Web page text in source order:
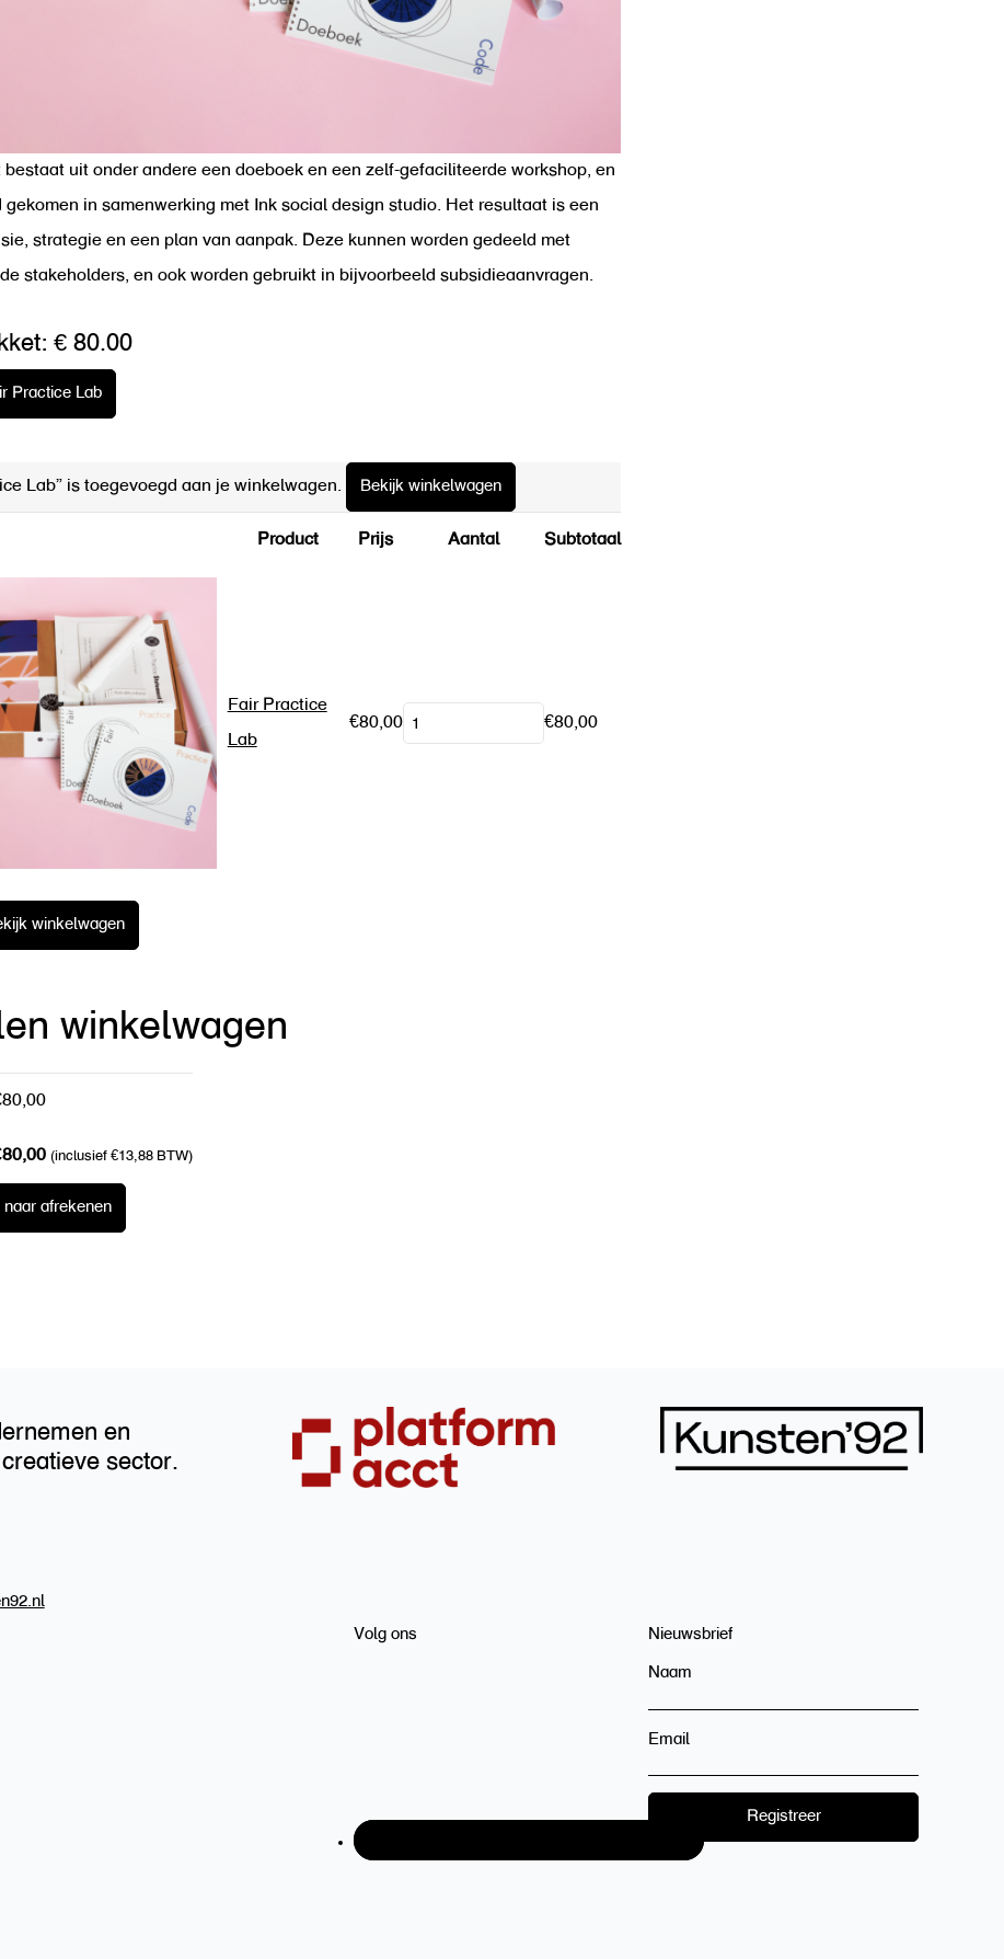
bestaat uit onder andere een doeboek en een zelf-gefaciliteerde workshop, en
gekomen in samenwerking met Ink social design studio. Het resultaat is een
strategie en een plan van aanpak. Deze kunnen worden gedeeld met
stakeholders, en ook worden gebruikt in bijvoorbeeld subsidieaanvragen.
€ 80.00
Practice Lab
Lab” is toegevoegd aan je winkelwagen. Bekijk winkelwagen
Product Prijs Aantal Subtotaal
Fair Practice
Lab
€80,00 €80,00
winkelwagen
winkelwagen
80,00
80,00 (inclusief €13,88BTW)
naar afrekenen
en
sector.
Volg ons Nieuwsbrief
Naam
Email